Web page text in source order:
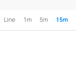
Line 1m 5m 15m